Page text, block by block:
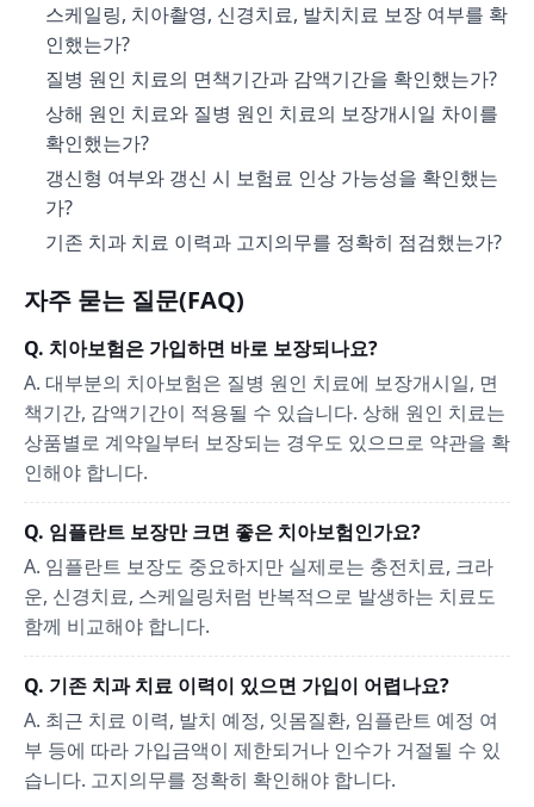
스케일링, 치아촬영, 신경치료, 발치치료 보장 여부를 확
인했는가?
질병 원인 치료의 면책기간과 감액기간을 확인했는가?
상해 원인 치료와 질병 원인 치료의 보장개시일 차이를
확인했는가?
갱신형 여부와 갱신 시 보험료 인상 가능성을 확인했는
가?
기존 치과 치료 이력과 고지의무를 정확히 점검했는가?
자주 묻는 질문(FAQ)
Q. 치아보험은 가입하면 바로 보장되나요?
A. 대부분의 치아보험은 질병 원인 치료에 보장개시일, 면
책기간, 감액기간이 적용될 수 있습니다. 상해 원인 치료는
상품별로 계약일부터 보장되는 경우도 있으므로 약관을 확
인해야 합니다.
Q. 임플란트 보장만 크면 좋은 치아보험인가요?
A. 임플란트 보장도 중요하지만 실제로는 충전치료, 크라
운, 신경치료, 스케일링처럼 반복적으로 발생하는 치료도
함께 비교해야 합니다.
Q. 기존 치과 치료 이력이 있으면 가입이 어렵나요?
A. 최근 치료 이력, 발치 예정, 잇몸질환, 임플란트 예정 여
부 등에 따라 가입금액이 제한되거나 인수가 거절될 수 있
습니다. 고지의무를 정확히 확인해야 합니다.